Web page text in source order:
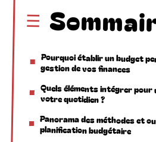
Pourquoi établir un budget
gestion de vos finances
Quels éléments intégrer
votre quotidien ?
Panorama des méthodes et
planification budgétaire